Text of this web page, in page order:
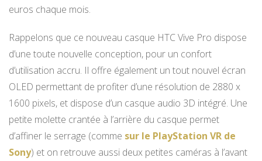
euros chaque mois.
Rappelons que ce nouveau casque HTC Vive Pro dispose
d’une toute nouvelle conception, pour un confort
d’utilisation accru. Il offre également un tout nouvel écran
OLED permettant de profiter d’une résolution de 2880 x
1600 pixels, et dispose d’un casque audio 3D intégré. Une
petite molette crantée à l’arrière du casque permet
d’affiner le serrage (comme sur le PlayStation VR de
Sony) et on retrouve aussi deux petites caméras à l’avant